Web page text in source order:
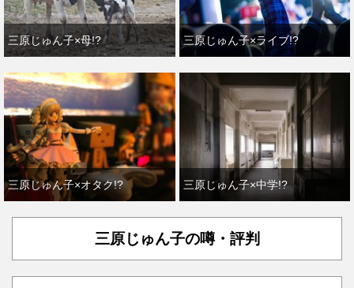
三原じゅん子×母!? 三原じゅん子×ライブ!?
三原じゅん子×オタク!? 三原じゅん子×中学!?
三原じゅん子の噂・評判